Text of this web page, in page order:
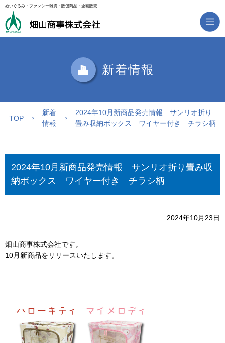
ぬいぐるみ・ファンシー雑貨・販促商品・企画販売
新着情報
TOP
新着
情報
2024年10月新商品発売情報 サンリオ折り
畳み収納ボックス ワイヤー付き チラシ柄
2024年10月新商品発売情報 サンリオ折り畳み収
納ボックス ワイヤー付き チラシ柄
2024年10月23日
畑山商事株式会社です。
10月新商品をリリースいたします。